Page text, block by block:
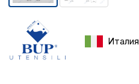
Италия